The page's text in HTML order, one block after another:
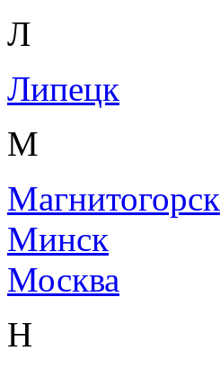
Л
Липецк
М
Магнитогорск
Минск
Москва
Н